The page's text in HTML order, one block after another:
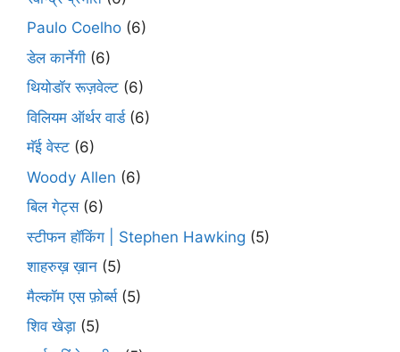
Paulo Coelho (6)
डेल कार्नेगी (6)
थियोडॉर रूज़वेल्ट (6)
विलियम ऑर्थर वार्ड(6)
मॅई वेस्ट (6)
Woody Allen (6)
बिल गेट्स(6)
स्टीफन हॉकिंग | Stephen Hawking (5)
शाहरुख़ ख़ान (5)
मैल्कॉम एस फ़ोर्ब्स(5)
शिव खेड़ा (5)